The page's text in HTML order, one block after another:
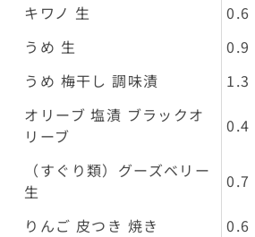
キワノ 生
0.6
うめ 生
0.9
うめ 梅干し 調味漬
1.3
オリーブ 塩漬 ブラックオ
リーブ
0.4
（すぐり類）グーズベリー
生
0.7
りんご 皮つき 焼き
0.6